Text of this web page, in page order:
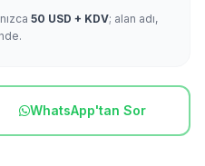
50 USD + KDV; alan adı,
WhatsApp'tan Sor